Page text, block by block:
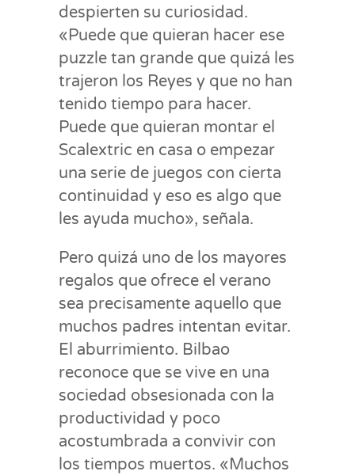
despierten su curiosidad.
«Puede que quieran hacer ese
puzzle tan grande que quizá les
trajeron los Reyes y que no han
tenido tiempo para hacer.
Puede que quieran montar el
Scalextric en casa o empezar
una serie de juegos con cierta
continuidad y eso es algo que
les ayuda mucho», señala.
Pero quizá uno de los mayores
regalos que ofrece el verano
sea precisamente aquello que
muchos padres intentan evitar.
El aburrimiento. Bilbao
reconoce que se vive en una
sociedad obsesionada con la
productividad y poco
acostumbrada a convivir con
los tiempos muertos. «Muchos